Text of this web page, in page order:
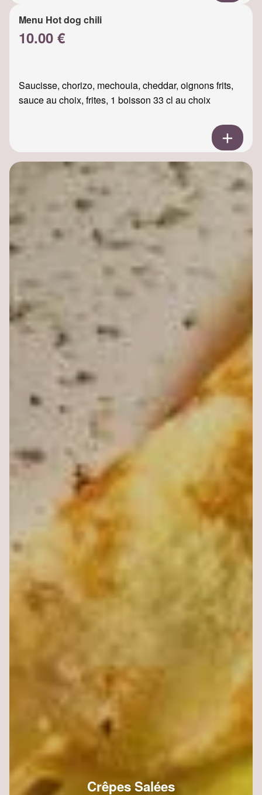
Menu Hot dog chili
10.00 €
Saucisse, chorizo, mechouia, cheddar, oignons frits,
sauce au choix, frites, 1 boisson 33 cl au choix
Crêpes Salées